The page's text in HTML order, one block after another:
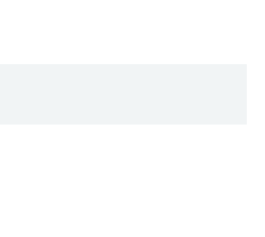
ušetřit na dalších